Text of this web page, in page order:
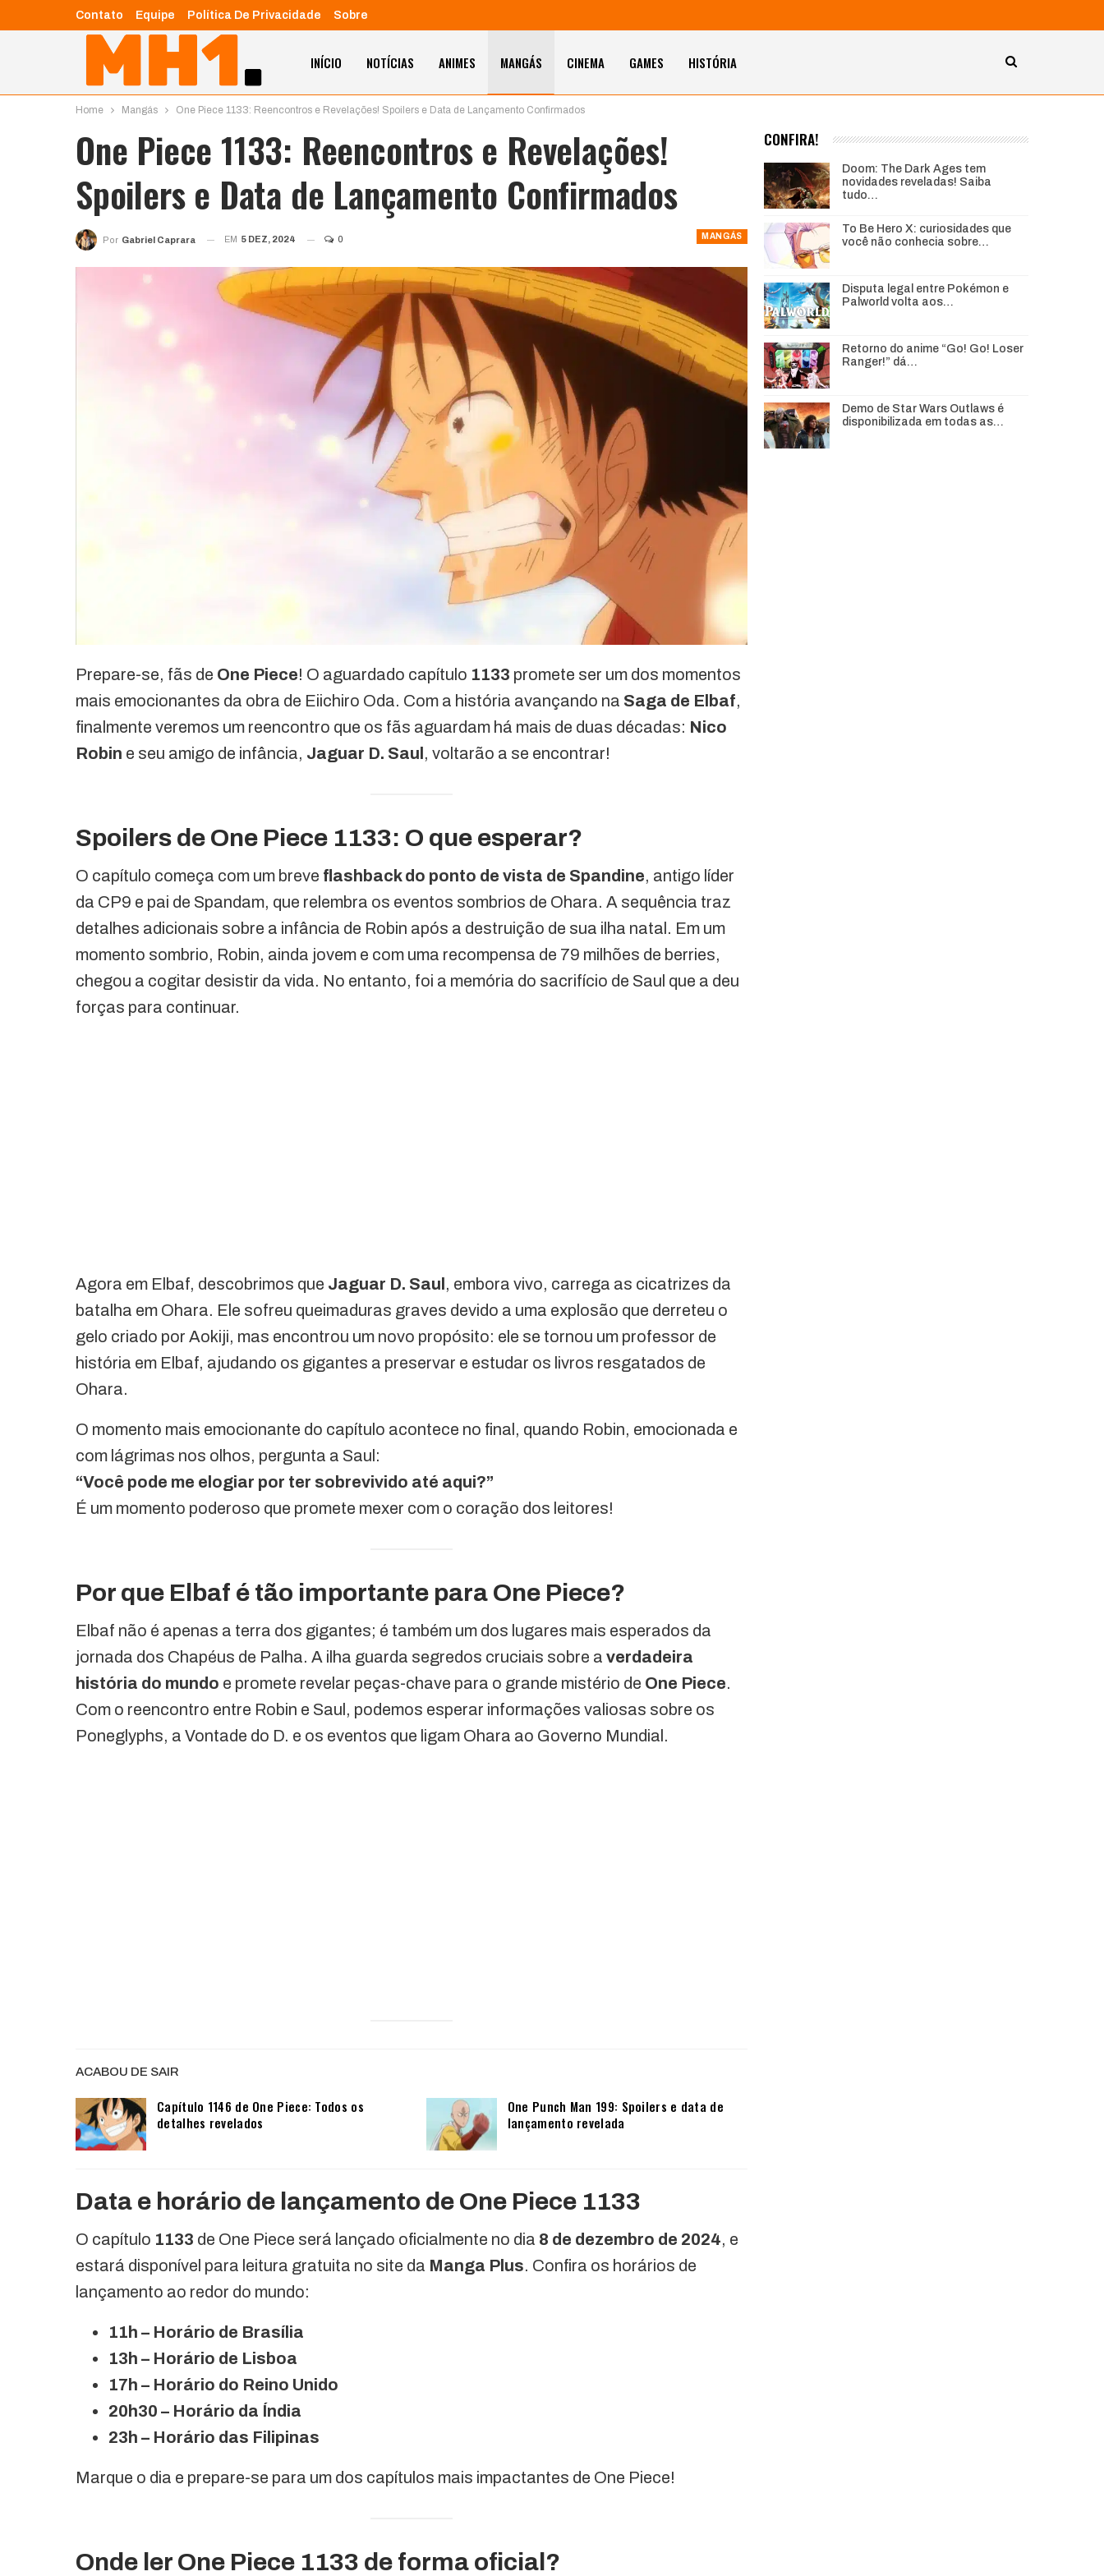
Contato Equipe Política De Privacidade Sobre
INÍCIO NOTÍCIAS ANIMES MANGÁS CINEMA GAMES HISTÓRIA
Home Mangás One Piece 1133: Reencontros e Revelações! Spoilers e Data de Lançamento Confirmados
One Piece 1133: Reencontros e Revelações!
Spoilers e Data de Lançamento Confirmados
MANGÁS
Por Gabriel Caprara EM 5 DEZ, 2024 0
Prepare-se, fãs de One Piece! O aguardado capítulo 1133 promete ser um dos momentos
mais emocionantes da obra de Eiichiro Oda. Com a história avançando na Saga de Elbaf,
finalmente veremos um reencontro que os fãs aguardam há mais de duas décadas: Nico
Robin e seu amigo de infância, Jaguar D. Saul , voltarão a se encontrar!
Spoilers de One Piece 1133: O que esperar?
O capítulo começa com um breve flashback do ponto de vista de Spandine, antigo líder
da CP9 e pai de Spandam, que relembra os eventos sombrios de Ohara. A sequência traz
detalhes adicionais sobre a infância de Robin após a destruição de sua ilha natal. Em um
momento sombrio, Robin, ainda jovem e com uma recompensa de 79 milhões de berries,
chegou a cogitar desistir da vida. No entanto, foi a memória do sacrifício de Saul que a deu
forças para continuar.
Agora em Elbaf, descobrimos que Jaguar D. Saul , embora vivo, carrega as cicatrizes da
batalha em Ohara. Ele sofreu queimaduras graves devido a uma explosão que derreteu o
gelo criado por Aokiji, mas encontrou um novo propósito: ele se tornou um professor de
história em Elbaf, ajudando os gigantes a preservar e estudar os livros resgatados de
Ohara.
O momento mais emocionante do capítulo acontece no final, quando Robin, emocionada e
com lágrimas nos olhos, pergunta a Saul:
“Você pode me elogiar por ter sobrevivido até aqui?”
É um momento poderoso que promete mexer com o coração dos leitores!
Por que Elbaf é tão importante para One Piece?
Elbaf não é apenas a terra dos gigantes; é também um dos lugares mais esperados da
jornada dos Chapéus de Palha. A ilha guarda segredos cruciais sobre a verdadeira
história do mundo e promete revelar peças-chave para o grande mistério de One Piece.
Com o reencontro entre Robin e Saul, podemos esperar informações valiosas sobre os
Poneglyphs, a Vontade do D. e os eventos que ligam Ohara ao Governo Mundial.
ACABOU DE SAIR
Capítulo 1146 de One Piece: Todos os
detalhes revelados
One Punch Man 199: Spoilers e data de
lançamento revelada
Data e horário de lançamento de One Piece 1133
O capítulo 1133 de One Piece será lançado oficialmente no dia 8 de dezembro de 2024, e
estará disponível para leitura gratuita no site da Manga Plus. Confira os horários de
lançamento ao redor do mundo:
11h – Horário de Brasília
13h – Horário de Lisboa
17h – Horário do Reino Unido
20h30 – Horário da Índia
23h – Horário das Filipinas
Marque o dia e prepare-se para um dos capítulos mais impactantes de One Piece!
Onde ler One Piece 1133 de forma oficial?
CONFIRA!
Doom: The Dark Ages tem
novidades reveladas! Saiba
tudo…
To Be Hero X: curiosidades que
você não conhecia sobre…
Disputa legal entre Pokémon e
Palworld volta aos…
Retorno do anime “Go! Go! Loser
Ranger!” dá…
Demo de Star Wars Outlaws é
disponibilizada em todas as…